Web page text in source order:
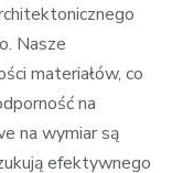
Nasze
materiałów, co
na
na wymiar są
efektywnego